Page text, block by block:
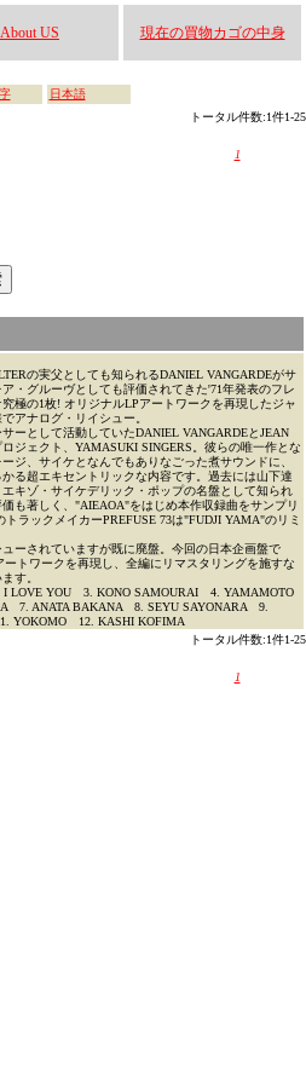
About US 現在の買物カゴの中身
日本語
トータル件数:1件1-25
1
の実父としても知られるDANIEL VANGARDEがサ
・グルーヴとしても評価されてきた'71年発表のフレ
極の1枚! オリジナルLPアートワークを再現したジャ
アナログ・リイシュー。
ーとして活動していたDANIEL VANGARDEとJEAN
ジェクト、YAMASUKI SINGERS。彼らの唯一作とな
ジ、サイケとなんでもありなごった煮サウンドに、
る超エキセントリックな内容です。過去には山下達
キゾ・サイケデリック・ポップの名盤として知られ
も著しく、"AIEAOA"をはじめ本作収録曲をサンプリ
ラックメイカーPREFUSE 73は"FUDJI YAMA"のリミ
ーされていますが既に廃盤。今回の日本企画盤で
トワークを再現し、全編にリマスタリングを施すな
す。
LOVE YOU 3. KONO SAMOURAI 4. YAMAMOTO
7. ANATA BAKANA 8. SEYU SAYONARA 9.
YOKOMO 12. KASHI KOFIMA
トータル件数:1件1-25
1